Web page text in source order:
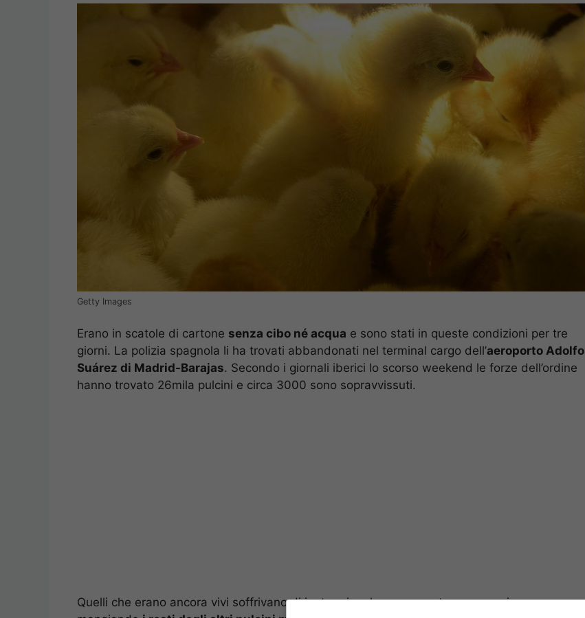
Getty Images
Erano in scatole di cartone senza cibo né acqua e sono stati in queste condizioni per tre
giorni. La polizia spagnola li ha trovati abbandonati nel terminal cargo dell’aeroporto Adolfo
Suárez di Madrid-Barajas. Secondo i giornali iberici lo scorso weekend le forze dell’ordine
hanno trovato 26mila pulcini e circa 3000 sono sopravvissuti.
Quelli che erano ancora vivi soffrivano di ipotermia e hanno provato a sopravvivere